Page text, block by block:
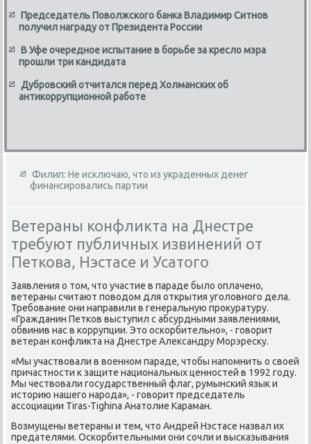
Председатель Поволжского банка Владимир Ситнов
получил награду от Президента России
В Уфе очередное испытание в борьбе за кресло мэра
прошли три кандидата
Дубровский отчитался перед Холманских об
антикоррупционной работе
Филип: Не исключаю, что из украденных денег
финансировались партии
Ветераны конфликта на Днестре
требуют публичных извинений от
Петкова, Нэстасе и Усатого
Заявления о том, что участие в параде было оплачено,
ветераны считают поводом для открытия уголовного дела.
Требование они направили в генеральную прокуратуру.
«Гражданин Петков выступил с абсурдными заявлениями,
обвинив нас в коррупции. Это оскорбительно», - говорит
ветеран конфликта на Днестре Александру Морэреску.
«Мы участвовали в военном параде, чтобы напомнить о своей
причастности к защите национальных ценностей в 1992 году.
Мы чествовали государственный флаг, румынский язык и
историю нашего народа», - говорит председатель
ассоциации Tiras-Tighina Анатолие Караман.
Возмущены ветераны и тем, что Андрей Нэстасе назвал их
предателями. Оскорбительными они сочли и высказывания